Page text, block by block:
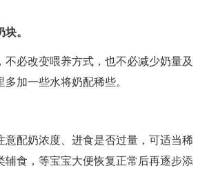
。
必改变喂养方式，也不必减少奶量及
加一些水将奶配稀些。
配奶浓度、进食是否过量，可适当稀
食，等宝宝大便恢复正常后再逐步添